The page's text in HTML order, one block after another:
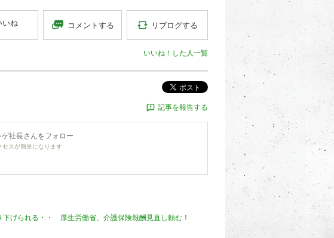
いね コメントする リブログする
いいね！した人一覧
ポスト
記事を報告する
社長さんをフォロー
セスが簡単になります
げられる・・ 厚生労働省、介護保険報酬見直し頼む！